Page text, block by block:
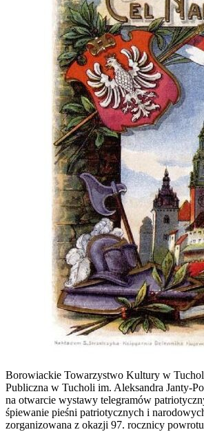
Borowiackie Towarzystwo Kultury w
Publiczna w Tucholi im. Aleksandra Janty-
na otwarcie wystawy telegramów
śpiewanie pieśni patriotycznych i
zorganizowana z okazji 97. rocznicy